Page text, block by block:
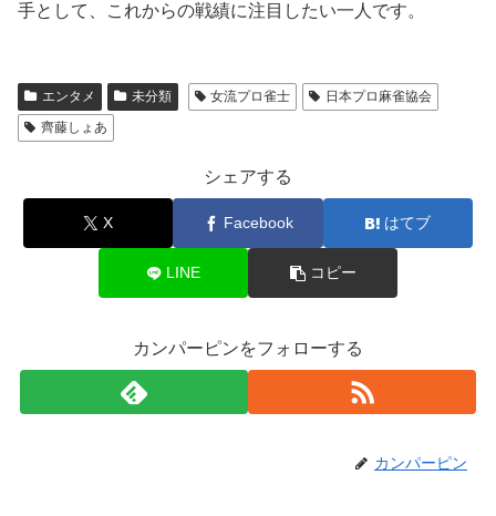
手として、これからの戦績に注目したい一人です。
エンタメ 未分類 女流プロ雀士
日本プロ麻雀協会
齊藤しょあ
シェアする
X Facebook はてブ
LINE コピー
カンパーピンをフォローする
カンパーピン